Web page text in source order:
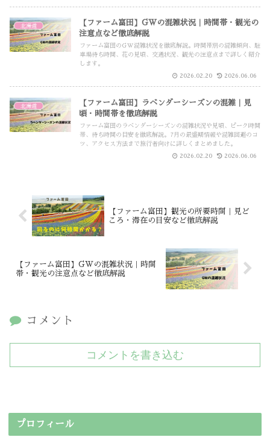
北海道
【ファーム富田】GWの混雑状況｜時間帯・観光の
注意点など徹底解説
ファーム富田のGW混雑状況を徹底解説。時間帯別の混雑傾向、駐
車場待ち時間、花の見頃、交通状況、観光の注意点まで詳しく紹介
します。
2026.02.20 2026.06.06
北海道
【ファーム富田】ラベンダーシーズンの混雑｜見
頃・時間帯を徹底解説
ファーム富田のラベンダーシーズンの混雑状況や見頃、ピーク時間
帯、待ち時間の目安を徹底解説。7月の最盛期情報や混雑回避のコ
ツ、アクセス方法まで旅行者向けに詳しくまとめました。
2026.02.20 2026.06.06
【ファーム富田】観光の所要時間｜見ど
ころ・滞在の目安など徹底解説
【ファーム富田】GWの混雑状況｜時間
帯・観光の注意点など徹底解説
コメント
コメントを書き込む
プロフィール